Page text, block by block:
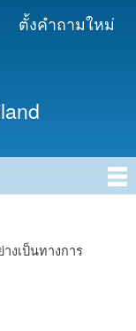
ตั้งคำถามใหม่
งเป็นทางการ